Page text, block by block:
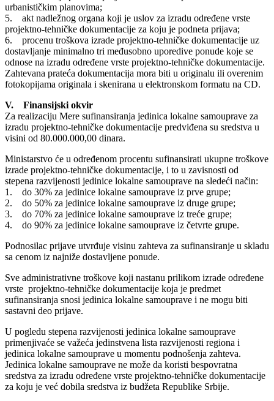
urbanističkim planovima;
5. akt nadležnog organa koji je uslov za izradu određene vrste
projektno-tehničke dokumentacije za koju je podneta prijava;
6. procenu troškova izrade projektno-tehničke dokumentacije uz
dostavljanje minimalno tri međusobno uporedive ponude koje se
odnose na izradu određene vrste projektno-tehničke dokumentacije.
Zahtevana prateća dokumentacija mora biti u originalu ili overenim
fotokopijama originala i skenirana u elektronskom formatu na CD.
V. Finansijski okvir
Za realizaciju Mere sufinansiranja jedinica lokalne samouprave za
izradu projektno-tehničke dokumentacije predviđena su sredstva u
visini od 80.000.000,00 dinara.
Ministarstvo će u određenom procentu sufinansirati ukupne troškove
izrade projektno-tehničke dokumentacije, i to u zavisnosti od
stepena razvijenosti jedinice lokalne samouprave na sledeći način:
1. do 30% za jedinice lokalne samouprave iz prve grupe;
2. do 50% za jedinice lokalne samouprave iz druge grupe;
3. do 70% za jedinice lokalne samouprave iz treće grupe;
4. do 90% za jedinice lokalne samouprave iz četvrte grupe.
Podnosilac prijave utvrđuje visinu zahteva za sufinansiranje u skladu
sa cenom iz najniže dostavljene ponude.
Sve administrativne troškove koji nastanu prilikom izrade određene
vrste projektno-tehničke dokumentacije koja je predmet
sufinansiranja snosi jedinica lokalne samouprave i ne mogu biti
sastavni deo prijave.
U pogledu stepena razvijenosti jedinica lokalne samouprave
primenjivaće se važeća jedinstvena lista razvijenosti regiona i
jedinica lokalne samouprave u momentu podnošenja zahteva.
Jedinica lokalne samouprave ne može da koristi bespovratna
sredstva za izradu određene vrste projektno-tehničke dokumentacije
za koju je već dobila sredstva iz budžeta Republike Srbije.